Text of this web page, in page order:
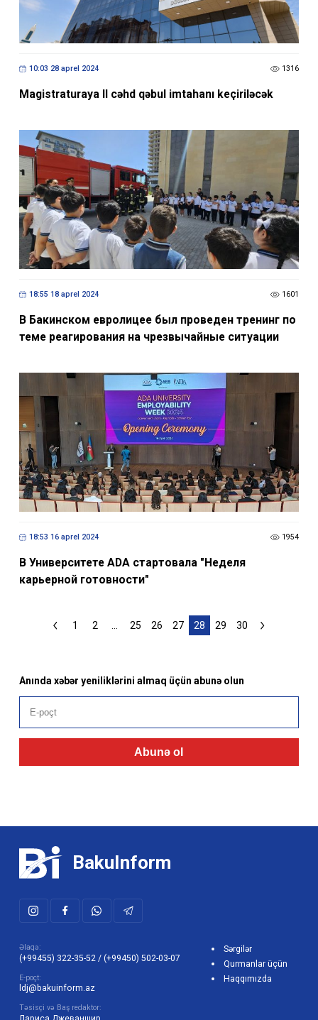
10:03 28 aprel 2024 1316
Magistraturaya II cəhd qəbul imtahanı keçiriləcək
18:55 18 aprel 2024 1601
В Бакинском евролицее был проведен тренинг по
теме реагирования на чрезвычайные ситуации
18:53 16 aprel 2024 1954
В Университете ADA стартовала "Неделя
карьерной готовности"
1 2 ... 25 26 27 28 29 30
Anında xəbər yeniliklərini almaq üçün abunə olun
Abunə ol
BakuInform
Əlaqə:
(+99455) 322-35-52 / (+99450) 502-03-07
E-poçt:
ldj@bakuinform.az
Təsisçi və Baş redaktor:
Sərgilər
Qurmanlar üçün
Haqqımızda